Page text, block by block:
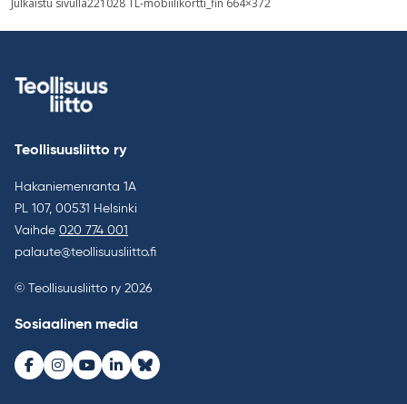
Teollisuusliitto ry
Hakaniemenranta 1A
PL 107, 00531 Helsinki
Vaihde 020 774 001
palaute@teollisuusliitto.fi
© Teollisuusliitto ry 2026
Sosiaalinen media
Facebook
Instagram
Youtube
LinkedInBluesky